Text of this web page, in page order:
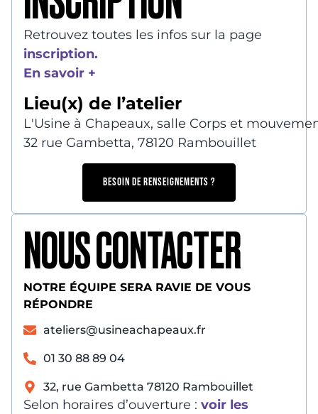
Retrouvez toutes les infos sur la page
inscription.
En savoir +
Lieu(x) de l’atelier
L'Usine à Chapeaux, salle Corps et
32 rue Gambetta, 78120 Rambouillet
BESOIN DE RENSEIGNEMENTS ?
NOUS CONTACTER
NOTRE ÉQUIPE SERA RAVIE DE VOUS
RÉPONDRE
ateliers@usineachapeaux.fr
01 30 88 89 04
32, rue Gambetta 78120 Rambouillet
Selon horaires d’ouverture : voir les